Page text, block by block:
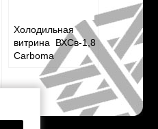
Холодильная
витрина ВХСв-1,8
Carboma